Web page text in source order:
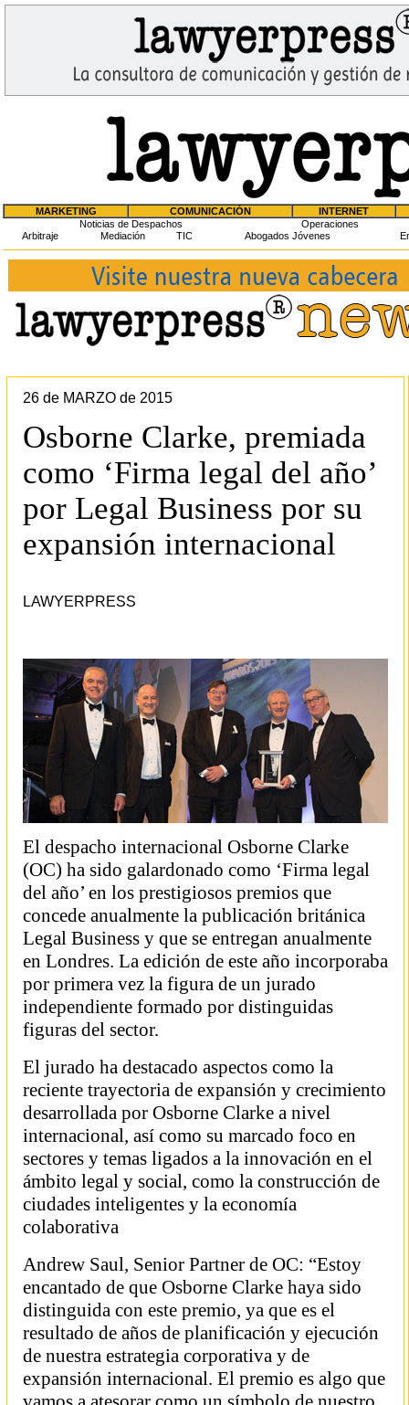
MARKETING COMUNICACIÓN
INTERNET
Noticias de Despachos
Operaciones
Arbitraje
Mediación TIC Abogados Jóvenes
26 de MARZO de 2015
Osborne Clarke, premiada
como ‘Firma legal del año’
por Legal Business por su
expansión internacional
LAWYERPRESS
El despacho internacional Osborne Clarke
(OC) ha sido galardonado como ‘Firma legal
del año’ en los prestigiosos premios que
concede anualmente la publicación británica
Legal Business y que se entregan anualmente
en Londres. La edición de este año incorporaba
por primera vez la figura de un jurado
independiente formado por distinguidas
figuras del sector.
El jurado ha destacado aspectos como la
reciente trayectoria de expansión y crecimiento
desarrollada por Osborne Clarke a nivel
internacional, así como su marcado foco en
sectores y temas ligados a la innovación en el
ámbito legal y social, como la construcción de
ciudades inteligentes y la economía
colaborativa
Andrew Saul, Senior Partner de OC: “Estoy
encantado de que Osborne Clarke haya sido
distinguida con este premio, ya que es el
resultado de años de planificación y ejecución
de nuestra estrategia corporativa y de
expansión internacional. El premio es algo que